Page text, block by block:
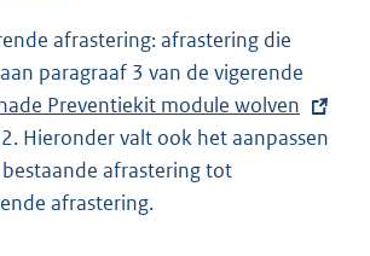
afrastering: afrastering die
paragraaf 3 van de vigerende
x
t
Preventiekit module wolven
Hieronder valt ook het aanpassen
afrastering tot
afrastering.